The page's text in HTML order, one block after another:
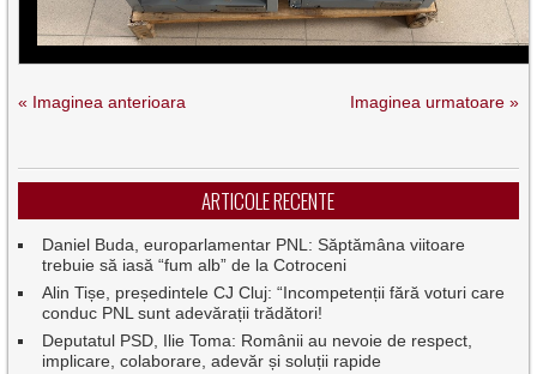
« Imaginea anterioara Imaginea urmatoare »
ARTICOLE RECENTE
Daniel Buda, europarlamentar PNL: Săptămâna viitoare
trebuie să iasă “fum alb” de la Cotroceni
Alin Tișe, președintele CJ Cluj: “Incompetenții fără voturi care
conduc PNL sunt adevărații trădători!
Deputatul PSD, Ilie Toma: Românii au nevoie de respect,
implicare, colaborare, adevăr și soluții rapide